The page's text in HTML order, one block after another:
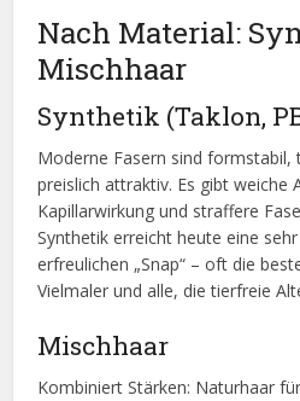
Nach Material:
Mischhaar
Synthetik (Taklon,
Moderne Fasern sind formstabil,
preislich attraktiv. Es gibt weiche
Kapillarwirkung und straffere
Synthetik erreicht heute eine
erfreulichen „Snap“ – oft die
Vielmaler und alle, die tierfreie
Mischhaar
Kombiniert Stärken: Naturhaar